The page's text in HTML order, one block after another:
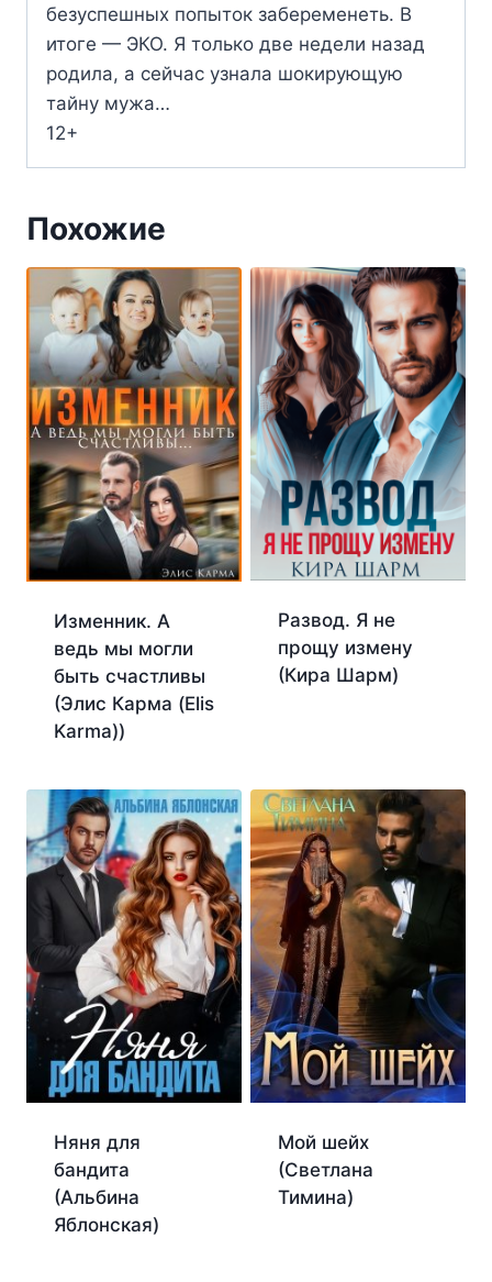
безуспешных попыток забеременеть. В
итоге — ЭКО. Я только две недели назад
родила, а сейчас узнала шокирующую
тайну мужа…
12+
Похожие
Изменник. А
ведь мы могли
быть счастливы
(Элис Карма (Elis
Karma))
Развод. Я не
прощу измену
(Кира Шарм)
Няня для
бандита
(Альбина
Яблонская)
Мой шейх
(Светлана
Тимина)